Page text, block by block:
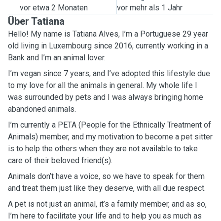
vor etwa 2 Monaten vor mehr als 1 Jahr
Über Tatiana
Hello! My name is Tatiana Alves, I’m a Portuguese 29 year
old living in Luxembourg since 2016, currently working in a
Bank and I’m an animal lover.
I’m vegan since 7 years, and I’ve adopted this lifestyle due
to my love for all the animals in general. My whole life I
was surrounded by pets and I was always bringing home
abandoned animals.
I’m currently a PETA (People for the Ethnically Treatment of
Animals) member, and my motivation to become a pet sitter
is to help the others when they are not available to take
care of their beloved friend(s).
Animals don’t have a voice, so we have to speak for them
and treat them just like they deserve, with all due respect.
A pet is not just an animal, it’s a family member, and as so,
I’m here to facilitate your life and to help you as much as